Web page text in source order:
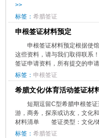
>>
标签： 希腊签证
​申根签证材料预定
申根签证材料预定根据使
这些资料，请与我们取得联系
签证申请资料，所有提交的申
标签： 申根签证
希腊文化/体育活动签证材
短期逗留C型希腊申根签
游，商务，探亲或访友，文化
材料清单 签证类型：文化
标签： 希腊签证